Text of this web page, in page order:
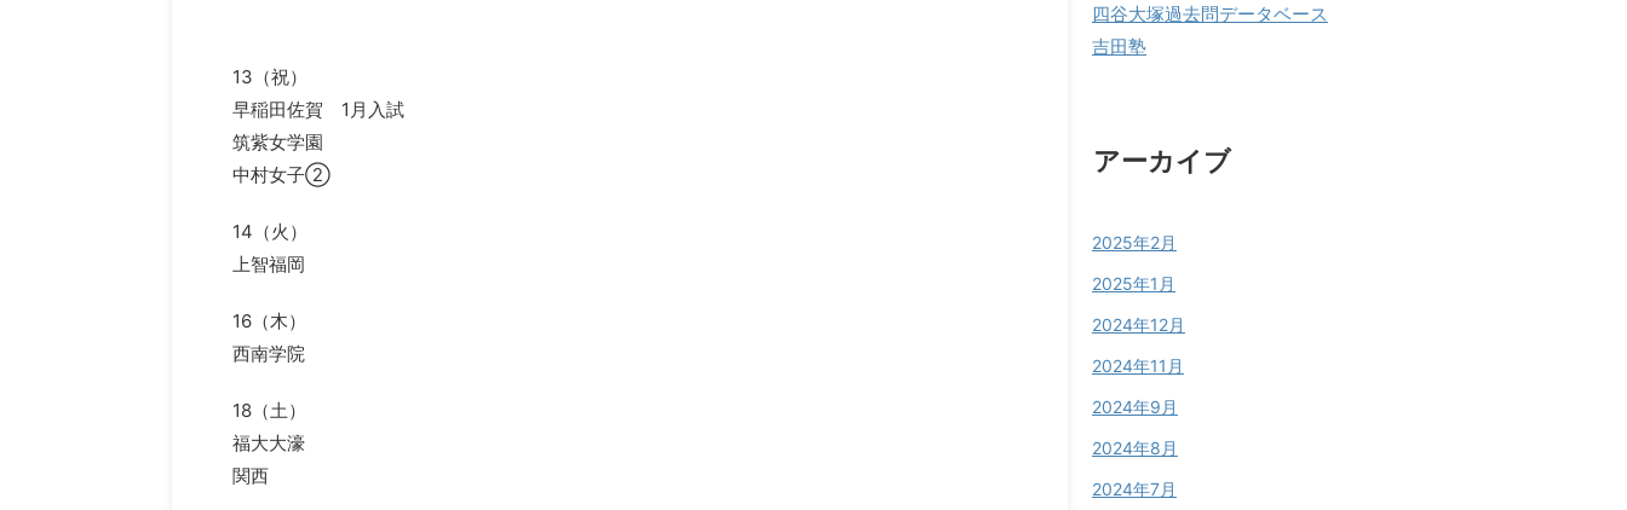
13（祝）
早稲田佐賀 1月入試
筑紫女学園
中村女子②
14（火）
上智福岡
16（木）
西南学院
18（土）
福大大濠
関西
四谷大塚過去問データベース
吉田塾
アーカイブ
2025年2月
2025年1月
2024年12月
2024年11月
2024年9月
2024年8月
2024年7月